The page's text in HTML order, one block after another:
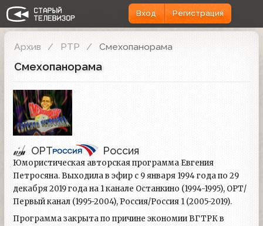
Вход Регистрация
Архив РТР Смехопанорама
Смехопанорама
ОРТ Россия
Юмористическая авторская программа Евгения
Петросяна. Выходила в эфир с 9 января 1994 года по 29
декабря 2019 года на 1 канале Останкино (1994-1995), ОРТ/
Первый канал (1995-2004), Россия/Россия 1 (2005-2019).
Программа закрыта по причине экономии ВГТРК в